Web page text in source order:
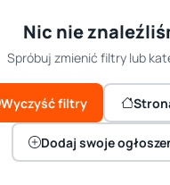
Nic nie
Spróbuj zmienić filtry lub
Wyczyść filtry
Dodaj swoje